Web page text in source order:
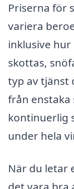
Priserna för
variera
inklusive
skottas,
typ av tjänst
från
kontinuerlig
under hela
När du letar